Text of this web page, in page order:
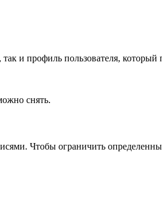
и профиль пользователя,
снять.
Чтобы ограничить